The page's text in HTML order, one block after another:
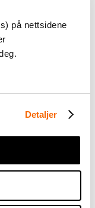
på nettsidene
Detaljer
et kroppslig
og kan
og
for å bearbeide
dramaet gir
kan
som kan variere
et verbalt
uttrykket,